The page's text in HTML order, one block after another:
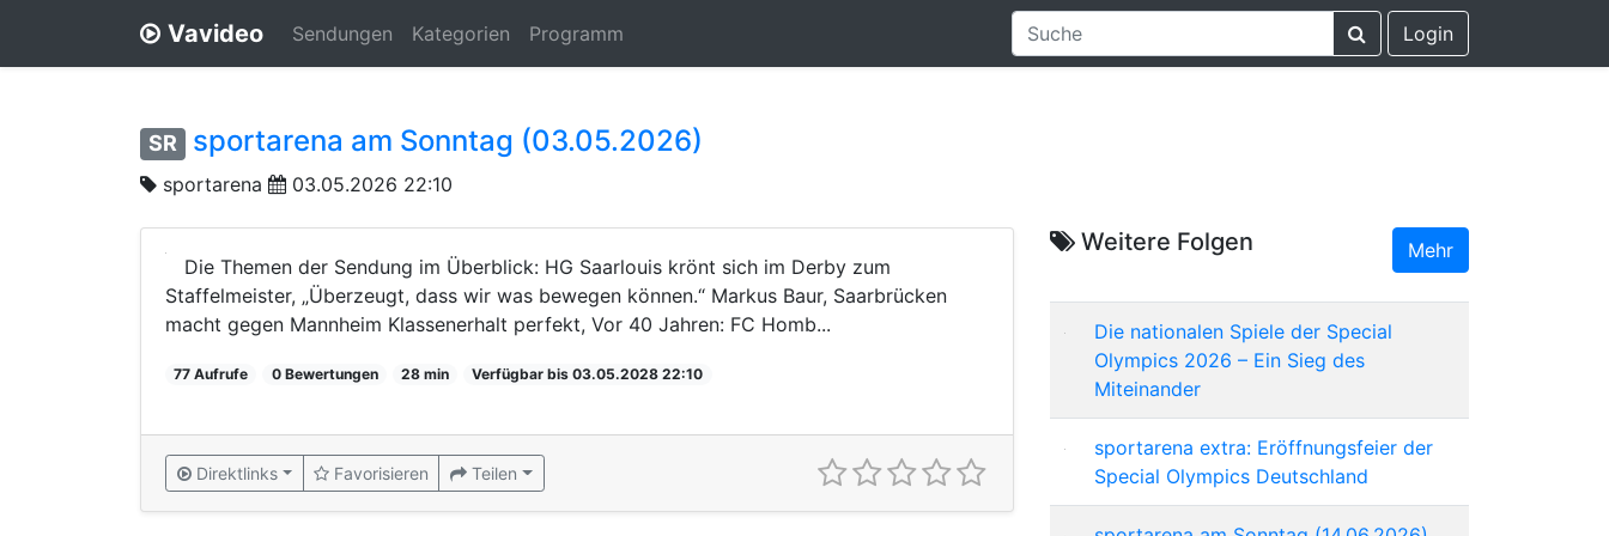
Vavideo Sendungen Kategorien Programm Login
SR sportarena am Sonntag (03.05.2026)
sportarena 03.05.2026 22:10
Die Themen der Sendung im Überblick: HG Saarlouis krönt sich im Derby zum
Staffelmeister, „Überzeugt, dass wir was bewegen können.“ Markus Baur, Saarbrücken
macht gegen Mannheim Klassenerhalt perfekt, Vor 40 Jahren: FC Homb...
77 Aufrufe 0 Bewertungen 28 min Verfügbar bis 03.05.2028 22:10
Direktlinks Favorisieren Teilen
Weitere Folgen Mehr
Die nationalen Spiele der Special
Olympics 2026 – Ein Sieg des
Miteinander
sportarena extra: Eröffnungsfeier der
Special Olympics Deutschland